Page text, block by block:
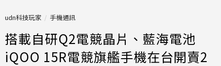
udn科技玩家 手機通訊
搭載自研Q2電競晶片、藍海電池
iQOO 15R電競旗艦手機在台開賣2